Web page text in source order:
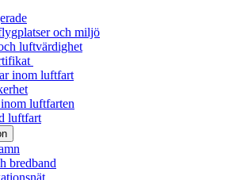
och miljö
luftvärdighet
inom luftfart
luftfarten
luftfart
bredband